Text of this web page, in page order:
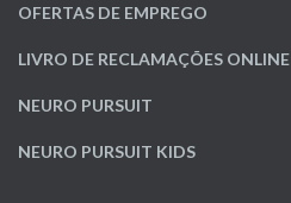
OFERTAS DE EMPREGO
LIVRO DE RECLAMAÇÕES ONLINE
NEURO PURSUIT
NEURO PURSUIT KIDS